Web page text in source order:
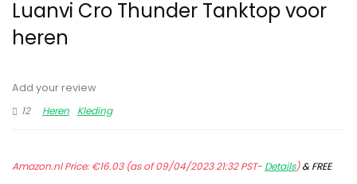
Luanvi Cro Thunder Tanktop voor
heren
Add your review
12
Heren Kleding
Amazon.nl Price:€16.03(as of 09/04/2023 21:32 PST- Details)&FREE